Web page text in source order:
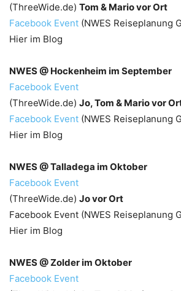
(ThreeWide.de) Tom & Mario vor Ort
Facebook Event (NWES Reiseplanung
Hier im Blog
NWES @ Hockenheim im
Facebook Event
(ThreeWide.de) Jo, Tom & Mario vor
Facebook Event (NWES Reiseplanung
Hier im Blog
NWES @ Talladega im Oktober
Facebook Event
(ThreeWide.de) Jo vor Ort
Facebook Event (NWES Reiseplanung
Hier im Blog
NWES @ Zolder im Oktober
Facebook Event